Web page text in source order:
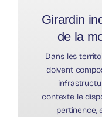
Girardin
de la
Dans les
doivent
contexte le
pertinence,